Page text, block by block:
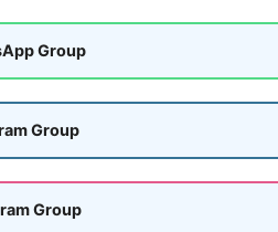
Group
Group
Group